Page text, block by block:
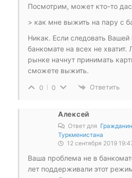
Посмотрим, может кто-то
> как мне выжить на пару с
Никак. Если следовать Вашей
банкомате на всех не хватит.
рынке начнут принимать
сможете выжить.
0 0 Ответить
Алексей
Ответ для
Туркменистана
12 сентября 2019
Ваша проблема не в
лет поддерживали этот